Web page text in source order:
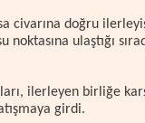
civarına doğru
ulaştığı
ilerleyen birliğe
girdi.